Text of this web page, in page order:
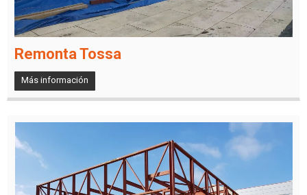
Remonta Tossa
Más información